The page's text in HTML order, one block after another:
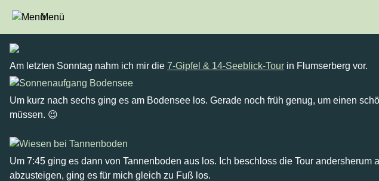
Flumserberg - 7-Gipfel-Tour 26.07.2015
Am letzten Sonntag nahm ich mir die 7-Gipfel & 14-Seeblick-Tour in Flumserberg vor.
Um kurz nach sechs ging es am Bodensee los. Gerade noch früh genug, um einen
müssen. 😉
Um 7:45 ging es dann von Tannenboden aus los. Ich beschloss die Tour
abzusteigen, ging es für mich gleich zu Fuß los.
Menü